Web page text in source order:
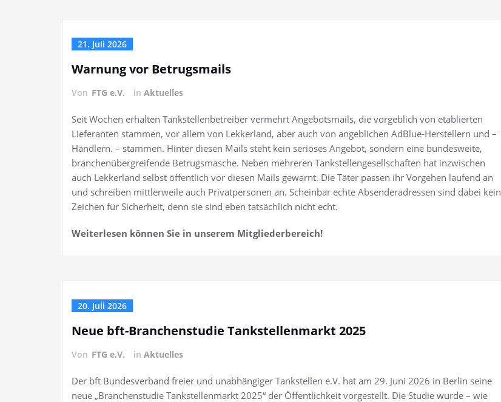
21. Juli 2026
Warnung vor Betrugsmails
Von FTG e.V. in Aktuelles
Seit Wochen erhalten Tankstellenbetreiber vermehrt Angebotsmails, die vorgeblich von etablierten
Lieferanten stammen, vor allem von Lekkerland, aber auch von angeblichen AdBlue-Herstellern und –
Händlern. – stammen. Hinter diesen Mails steht kein seriöses Angebot, sondern eine bundesweite,
branchenübergreifende Betrugsmasche. Neben mehreren Tankstellengesellschaften hat inzwischen
auch Lekkerland selbst öffentlich vor diesen Mails gewarnt. Die Täter passen ihr Vorgehen laufend an
und schreiben mittlerweile auch Privatpersonen an. Scheinbar echte Absenderadressen sind dabei kein
Zeichen für Sicherheit, denn sie sind eben tatsächlich nicht echt.
Weiterlesen können Sie in unserem Mitgliederbereich!
20. Juli 2026
Neue bft-Branchenstudie Tankstellenmarkt 2025
Von FTG e.V. in Aktuelles
Der bft Bundesverband freier und unabhängiger Tankstellen e.V. hat am 29. Juni 2026 in Berlin seine
neue „Branchenstudie Tankstellenmarkt 2025“ der Öffentlichkeit vorgestellt. Die Studie wurde – wie